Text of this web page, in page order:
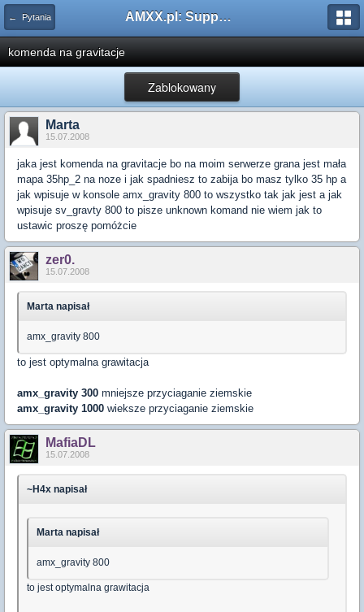
← Pytania AMXX.pl: Support AMX Mod X i SourceMod
komenda na gravitacje
Zablokowany
Marta
15.07.2008
jaka jest komenda na gravitacje bo na moim serwerze grana jest mała
mapa 35hp_2 na noze i jak spadniesz to zabija bo masz tylko 35 hp a
jak wpisuje w konsole amx_gravity 800 to wszystko tak jak jest a jak
wpisuje sv_gravty 800 to pisze unknown komand nie wiem jak to
ustawic proszę pomóżcie
zer0.
15.07.2008
Marta napisał
amx_gravity 800
to jest optymalna grawitacja
amx_gravity 300 mniejsze przyciaganie ziemskie
amx_gravity 1000 wieksze przyciaganie ziemskie
MafiaDL
15.07.2008
~H4x napisał
Marta napisał
amx_gravity 800
to jest optymalna grawitacja